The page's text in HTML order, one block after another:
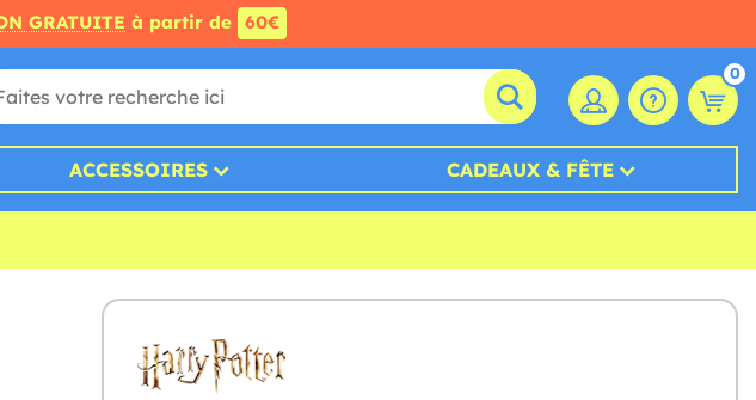
GRATUITE à partir de 60€
0
ACCESSOIRES CADEAUX & FÊTE